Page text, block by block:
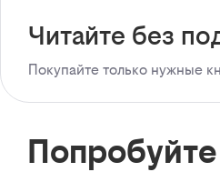
Читайте без
Покупайте только нужные